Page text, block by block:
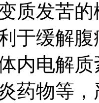
质发苦
于缓解
内电解
药物等